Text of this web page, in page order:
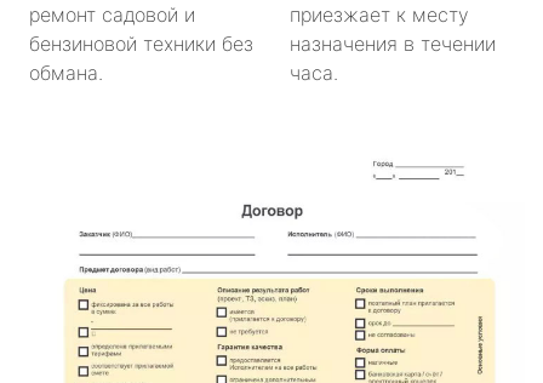
ремонт садовой и
бензиновой техники без
обмана.
приезжает к месту
назначения в течении
часа.